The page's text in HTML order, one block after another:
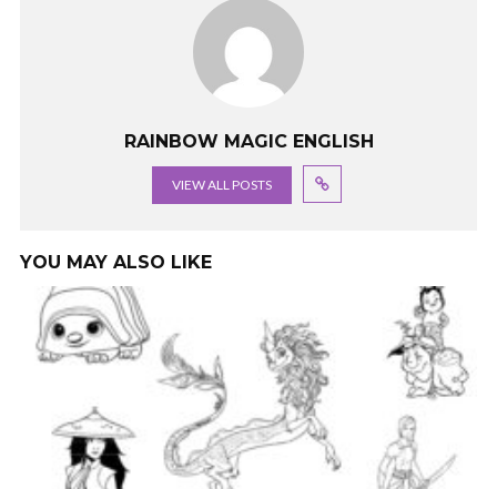
RAINBOW MAGIC ENGLISH
VIEW ALL POSTS
YOU MAY ALSO LIKE